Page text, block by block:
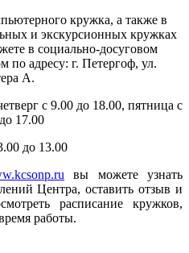
кружка, а также в
и экскурсионных кружках
в социально-досуговом
адресу: г. Петергоф, ул.
А.
с 9.00 до 18.00, пятница с
17.00
до 13.00
вы можете узнать
Центра, оставить отзыв и
расписание кружков,
работы.